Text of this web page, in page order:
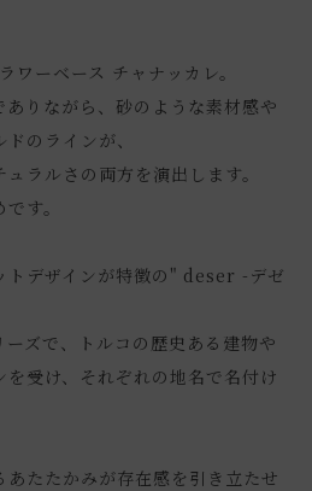
ーベース チャナッカレ。
りながら、砂のような素材感や
のラインが、
ラルさの両方を演出します。
す。
トデザインが特徴の" deser -デゼ
ズで、トルコの歴史ある建物や
受け、それぞれの地名で名付け
たたかみが存在感を引き立たせ